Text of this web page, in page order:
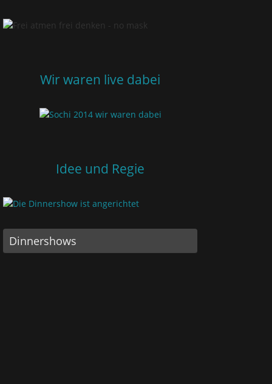
Wir waren live dabei
Idee und Regie
Dinnershows